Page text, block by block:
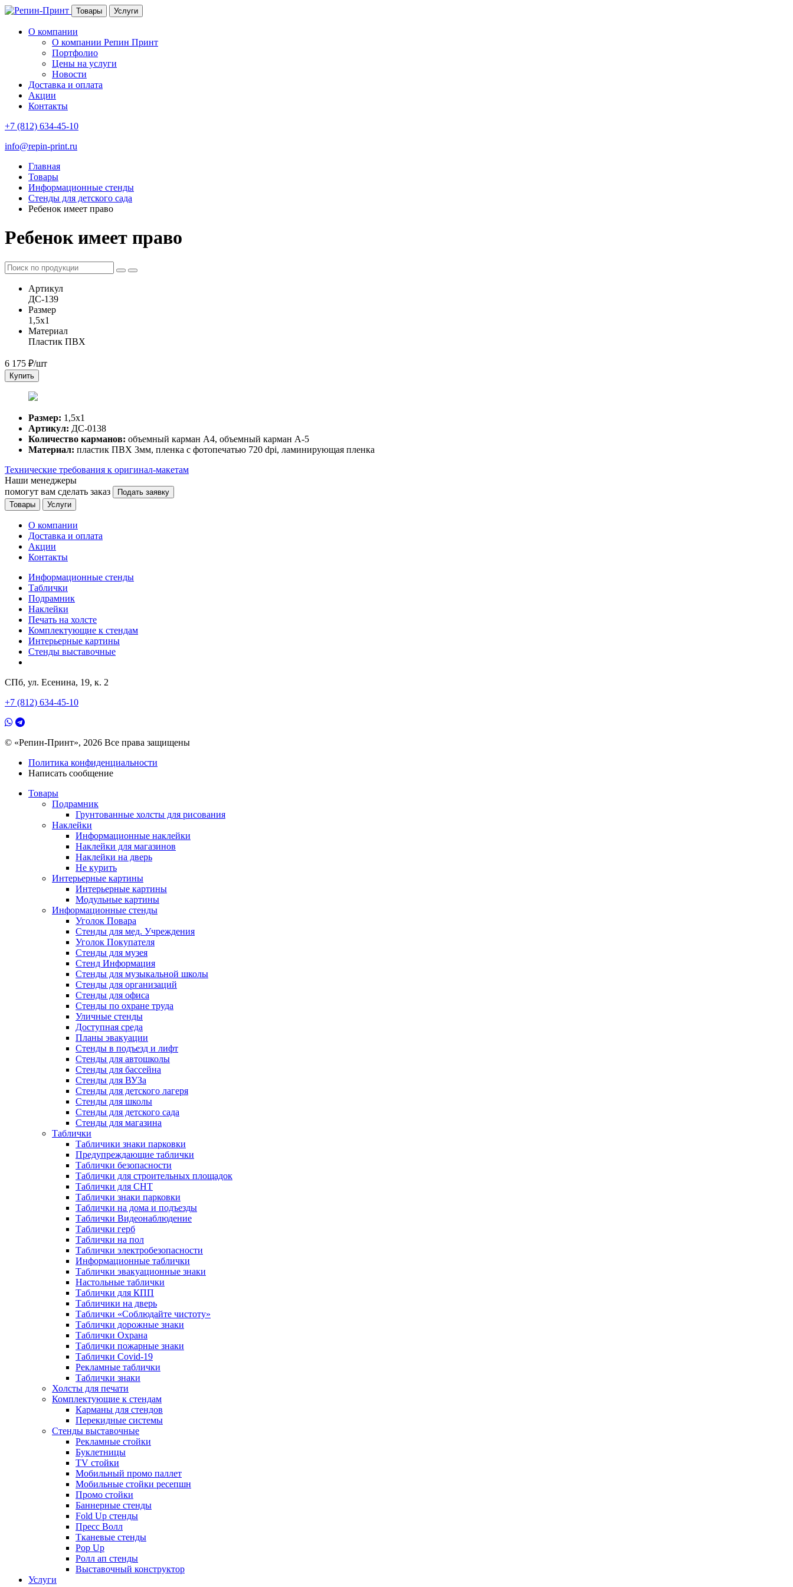
Товары Услуги
О компании
О компании Репин Принт
Портфолио
Цены на услуги
Новости
Доставка и оплата
Акции
Контакты
+7 (812) 634-45-10
info@repin-print.ru
Главная
Товары
Информационные стенды
Стенды для детского сада
Ребенок имеет право
Ребенок имеет право
Артикул
ДС-139
Размер
1,5х1
Материал
Пластик ПВХ
6 175 ₽/шт
Купить
Размер: 1,5х1
Артикул: ДС-0138
Количество карманов: объемный карман А4, объемный карман А-5
Материал: пластик ПВХ 3мм, пленка с фотопечатью 720 dpi, ламинирующая пленка
Технические требования к оригинал-макетам
Наши менеджеры
помогут вам сделать заказ
Подать заявку
Товары
Услуги
О компании
Доставка и оплата
Акции
Контакты
Информационные стенды
Таблички
Подрамник
Наклейки
Печать на холсте
Комплектующие к стендам
Интерьерные картины
Стенды выставочные
СПб, ул. Есенина, 19, к. 2
+7 (812) 634-45-10
© «Репин-Принт», 2026 Все права защищены
Политика конфиденциальности
Написать сообщение
Товары
Подрамник
Грунтованные холсты для рисования
Наклейки
Информационные наклейки
Наклейки для магазинов
Наклейки на дверь
Не курить
Интерьерные картины
Интерьерные картины
Модульные картины
Информационные стенды
Уголок Повара
Стенды для мед. Учреждения
Уголок Покупателя
Стенды для музея
Стенд Информация
Стенды для музыкальной школы
Стенды для организаций
Стенды для офиса
Стенды по охране труда
Уличные стенды
Доступная среда
Планы эвакуации
Стенды в подъезд и лифт
Стенды для автошколы
Стенды для бассейна
Стенды для ВУЗа
Стенды для детского лагеря
Стенды для школы
Стенды для детского сада
Стенды для магазина
Таблички
Табличики знаки парковки
Предупреждающие таблички
Таблички безопасности
Таблички для строительных площадок
Таблички для СНТ
Таблички знаки парковки
Таблички на дома и подъезды
Таблички Видеонаблюдение
Таблички герб
Таблички на пол
Таблички электробезопасности
Информационные таблички
Таблички эвакуационные знаки
Настольные таблички
Таблички для КПП
Табличики на дверь
Таблички «Соблюдайте чистоту»
Таблички дорожные знаки
Таблички Охрана
Таблички пожарные знаки
Таблички Covid-19
Рекламные таблички
Таблички знаки
Холсты для печати
Комплектующие к стендам
Карманы для стендов
Перекидные системы
Стенды выставочные
Рекламные стойки
Буклетницы
TV стойки
Мобильный промо паллет
Мобильные стойки ресепшн
Промо стойки
Баннерные стенды
Fold Up стенды
Пресс Волл
Тканевые стенды
Pop Up
Ролл ап стенды
Выставочный конструктор
Услуги